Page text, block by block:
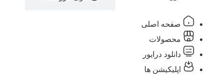
صفحه اصلی
محصولات
دانلود درایور
اپلیکیشن ها